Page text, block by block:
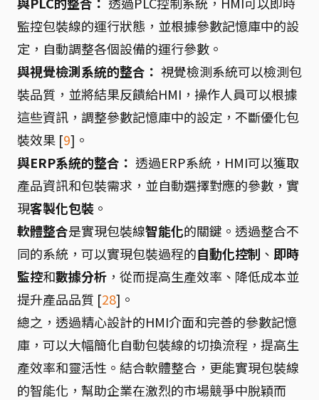
監控包裝線的運行狀態，並根據參數記憶庫中的設
定，自動調整各個設備的運行參數。
與視覺檢測系統的整合： 視覺檢測系統可以檢測包
裝品質，並將結果反饋給HMI，操作人員可以根據
這些資訊，調整參數記憶庫中的設定，不斷優化包
裝效果 [9]。
與ERP系統的整合： 透過ERP系統，HMI可以獲取
產品資訊和包裝需求，並自動選擇對應的參數，實
現客製化包裝 。
軟體整合是實現包裝線智能化的關鍵。透過整合不
同的系統，可以實現包裝過程的自動化控制 、 即時
監控和數據分析 ，從而提高生產效率、降低成本並
提升產品品質 [28]。
總之，透過精心設計的HMI介面和完善的參數記憶
庫，可以大幅簡化自動包裝線的切換流程，提高生
產效率和靈活性。結合軟體整合，更能實現包裝線
的智能化，幫助企業在激烈的市場競爭中脫穎而